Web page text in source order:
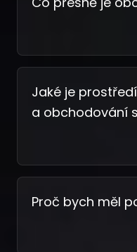
Jaké je
a obchodování
Proč bych měl